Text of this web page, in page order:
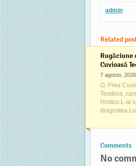
admin
Related
Rugăciune
Cuvioasă
7 agosto, 2026
O, Prea
Teodora,
Hristos L-ai
dragostea
Comments
No